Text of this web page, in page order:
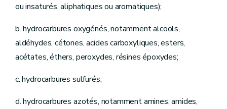
ou insaturés, aliphatiques ou aromatiques);
b. hydrocarbures oxygénés, notamment alcools,
aldéhydes, cétones, acides carboxyliques, esters,
acétates, éthers, peroxydes, résines époxydes;
c. hydrocarbures sulfurés;
d. hydrocarbures azotés, notamment amines, amides,